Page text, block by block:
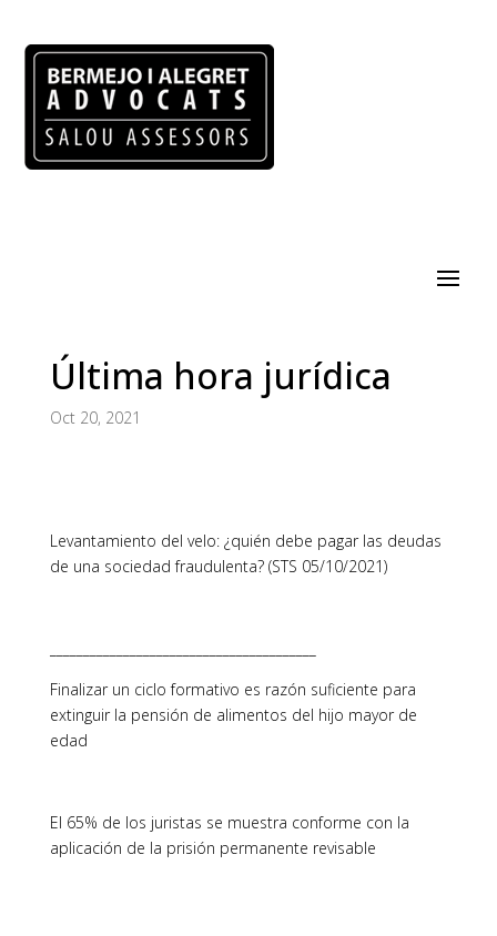
Última hora jurídica
Oct 20, 2021
Levantamiento del velo: ¿quién debe pagar las deudas
de una sociedad fraudulenta? (STS 05/10/2021)
Finalizar un ciclo formativo es razón suficiente para
extinguir la pensión de alimentos del hijo mayor de
edad
El 65% de los juristas se muestra conforme con la
aplicación de la prisión permanente revisable